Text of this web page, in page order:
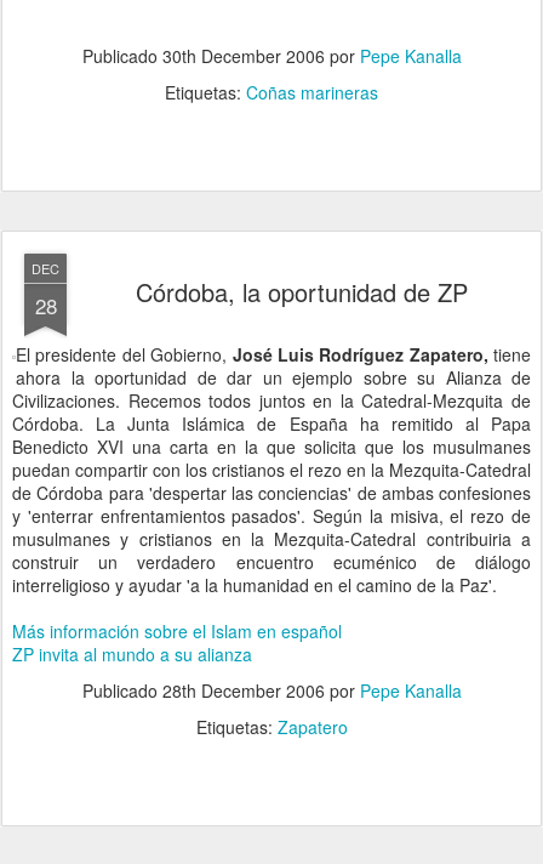
Publicado 30th December 2006 por Pepe Kanalla
Etiquetas: Coñas marineras
DEC
28 Córdoba, la oportunidad de ZP
El presidente del Gobierno, José Luis Rodríguez Zapatero, tiene
ahora la oportunidad de dar un ejemplo sobre su Alianza de
Civilizaciones. Recemos todos juntos en la Catedral-Mezquita de
Córdoba. La Junta Islámica de España ha remitido al Papa
Benedicto XVI una carta en la que solicita que los musulmanes
puedan compartir con los cristianos el rezo en la Mezquita-Catedral
de Córdoba para 'despertar las conciencias' de ambas confesiones
y 'enterrar enfrentamientos pasados'. Según la misiva, el rezo de
musulmanes y cristianos en la Mezquita-Catedral contribuiria a
construir un verdadero encuentro ecuménico de diálogo
interreligioso y ayudar 'a la humanidad en el camino de la Paz'.
Más información sobre el Islam en español
ZP invita al mundo a su alianza
Publicado 28th December 2006 por Pepe Kanalla
Etiquetas: Zapatero